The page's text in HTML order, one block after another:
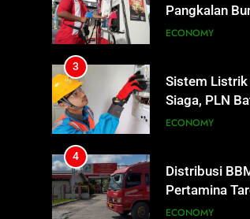
Siaga, PLN
Selama 7 Hari
ECONOMY
4
Distribusi
Pertamina
SPBU Sampit
ECONOMY
5
Ketua dan
KPU Kotim
Tersangka
HUKUM DAN